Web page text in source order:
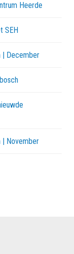
Heerde
SEH
| December
| November